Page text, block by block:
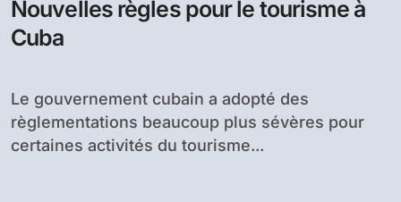
Nouvelles règles pour le tourisme à
Cuba
Le gouvernement cubain a adopté des
règlementations beaucoup plus sévères pour
certaines activités du tourisme...